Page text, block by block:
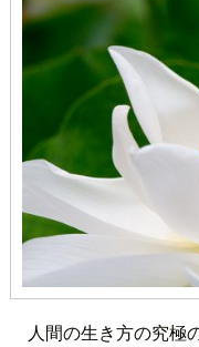
人間の生き方の究極